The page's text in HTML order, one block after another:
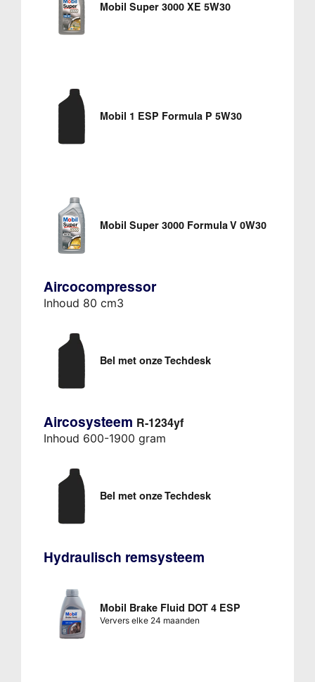
Mobil Super 3000 XE 5W30
Mobil 1 ESP Formula P 5W30
Mobil Super 3000 Formula V 0W30
Aircocompressor
Inhoud 80 cm3
Bel met onze Techdesk
Aircosysteem R-1234yf
Inhoud 600-1900 gram
Bel met onze Techdesk
Hydraulisch remsysteem
Mobil Brake Fluid DOT 4 ESP
Ververs elke 24 maanden